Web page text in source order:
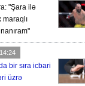
"Şara ilə
maraqlı
bir sıra icbari
üzrə